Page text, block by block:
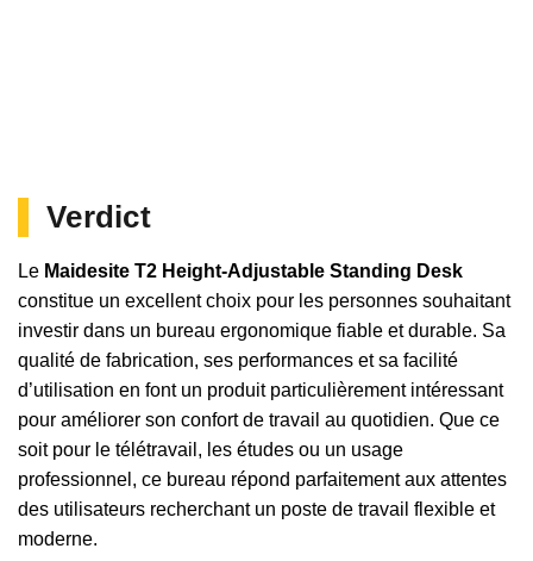
Verdict
Le Maidesite T2 Height-Adjustable Standing Desk
constitue un excellent choix pour les personnes souhaitant
investir dans un bureau ergonomique fiable et durable. Sa
qualité de fabrication, ses performances et sa facilité
d’utilisation en font un produit particulièrement intéressant
pour améliorer son confort de travail au quotidien. Que ce
soit pour le télétravail, les études ou un usage
professionnel, ce bureau répond parfaitement aux attentes
des utilisateurs recherchant un poste de travail flexible et
moderne.